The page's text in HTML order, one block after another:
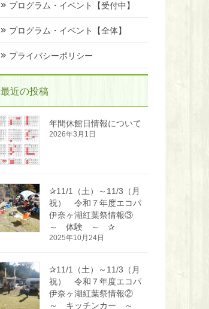
プログラム・イベント【受付中】
プログラム・イベント【全体】
プライバシーポリシー
最近の投稿
年間休館日情報について
2026年3月1日
✰11/1（土）～11/3（月
祝） 令和７年度エコパ
伊奈ヶ湖紅葉祭情報③
～ 体験 ～ ✰
2025年10月24日
✰11/1（土）～11/3（月
祝） 令和７年度エコパ
伊奈ヶ湖紅葉祭情報②
～ キッチンカー ～